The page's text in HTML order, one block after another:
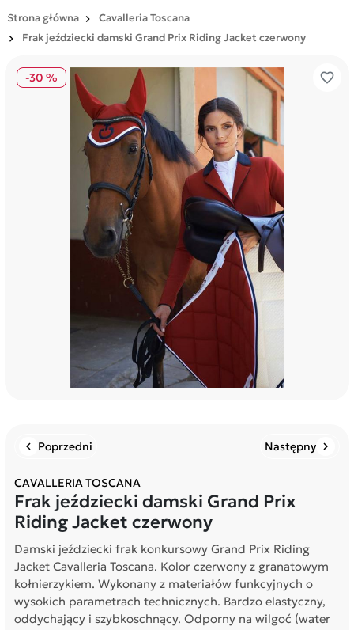
Strona główna
Cavalleria Toscana
Frak jeździecki damski Grand Prix Riding Jacket czerwony
-30 % favorite_border
chevron_left Poprzedni Następny chevron_right
CAVALLERIA TOSCANA
Frak jeździecki damski Grand Prix
Riding Jacket czerwony
Damski jeździecki frak konkursowy Grand Prix Riding
Jacket Cavalleria Toscana. Kolor czerwony z granatowym
kołnierzykiem. Wykonany z materiałów funkcyjnych o
wysokich parametrach technicznych. Bardzo elastyczny,
oddychający i szybkoschnący. Odporny na wilgoć (water